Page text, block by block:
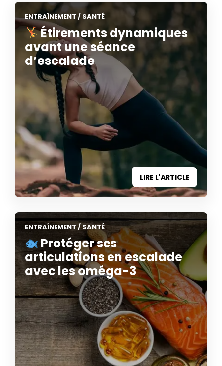
ENTRAÎNEMENT / SANTÉ
Étirements dynamiques
avant une séance
d’escalade
LIRE L'ARTICLE
ENTRAÎNEMENT / SANTÉ
Protéger ses
articulations en escalade
avec les oméga-3